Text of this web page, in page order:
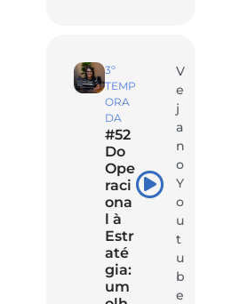
3º
TEMP
ORA
DA
#52
Do
Ope
raci
ona
l à
Estr
até
gia:
um
V
e
j
a
n
o
Y
o
u
t
u
b
e